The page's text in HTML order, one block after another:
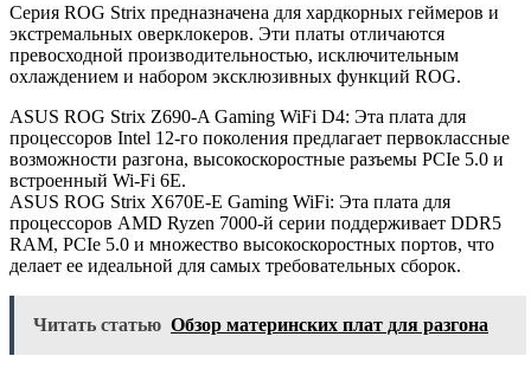
Серия ROG Strix предназначена для хардкорных геймеров и
экстремальных оверклокеров. Эти платы отличаются
превосходной производительностью, исключительным
охлаждением и набором эксклюзивных функций ROG.
ASUS ROG Strix Z690-A Gaming WiFi D4: Эта плата для
процессоров Intel 12-го поколения предлагает первоклассные
возможности разгона, высокоскоростные разъемы PCIe 5.0 и
встроенный Wi-Fi 6E.
ASUS ROG Strix X670E-E Gaming WiFi: Эта плата для
процессоров AMD Ryzen 7000-й серии поддерживает DDR5
RAM, PCIe 5.0 и множество высокоскоростных портов, что
делает ее идеальной для самых требовательных сборок.
Читать статью Обзор материнских плат для разгона